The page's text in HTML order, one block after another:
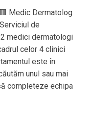
Medic Dermatolog
de
medici dermatologi
celor 4 clinici
este în
unul sau mai
completeze echipa